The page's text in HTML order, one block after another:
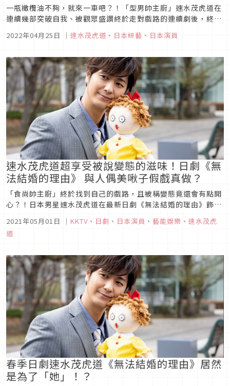
一瓶橄欖油不夠，就來一車吧？！「型男帥主廚」速水茂虎道在
連續幾部突破自我、被觀眾盛讚終於走對戲路的連續劇後，終於
房》，剛開始對於一個人開車自言自語有些不習慣之外，平常都
吹走」！《速水茂虎道...
2022年04月25日 ｜ 速水茂虎道 、 日本綜藝 、 日本演員
速水茂虎道超享受被說變態的滋味！日劇《無
法結婚的理由》 與人偶美啾子假戲真做？
「食尚帥主廚」終於找到自己的戲路，且被稱變態竟還會有點開
心？！日本男星速水茂虎道在最新日劇《無法結婚的理由》飾演
變態的話會莫名開心，笑稱「我搞不好真的有點變態」，笑說下
次來的時候可能會帶「美啾子」同行逛夜市！KKTV提供速水茂
2021年05月01日 ｜ KKTV 、 日劇 、 日本演員 、 藝能娛樂 、 速水茂虎
道
春季日劇速水茂虎道《無法結婚的理由》居然
是為了「她」！？